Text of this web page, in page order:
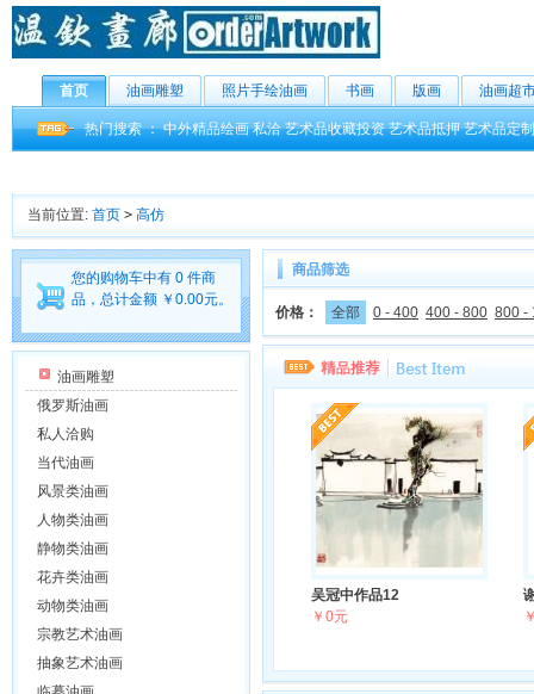
首页 油画雕塑 照片手绘油画 书画 版画 油画超
热门搜索 ：中外精品绘画 私洽 艺术品收藏投资 艺术品抵押 艺术品定制
当前位置: 首页 > 高仿
您的购物车中有 0 件商
品，总计金额 ￥0.00元。
油画雕塑
俄罗斯油画
私人洽购
当代油画
风景类油画
人物类油画
静物类油画
花卉类油画
动物类油画
宗教艺术油画
抽象艺术油画
商品筛选
价格： 全部 0 - 400 400 - 800 800 -
吴冠中作品12
￥0元